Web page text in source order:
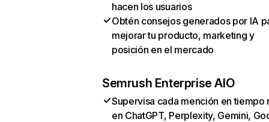
hacen los usuarios
Obtén consejos generados por IA
mejorar tu producto, marketing y
posición en el mercado
Semrush Enterprise AIO
Supervisa cada mención en tiempo
en ChatGPT, Perplexity, Gemini,